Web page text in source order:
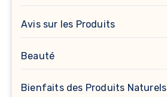
Avis sur les Produits
Beauté
Bienfaits des Produits Naturels